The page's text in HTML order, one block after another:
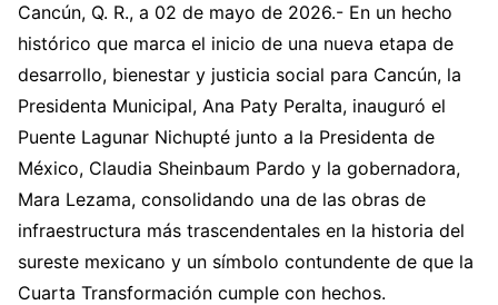
Cancún, Q. R., a 02 de mayo de 2026.- En un hecho
histórico que marca el inicio de una nueva etapa de
desarrollo, bienestar y justicia social para Cancún, la
Presidenta Municipal, Ana Paty Peralta, inauguró el
Puente Lagunar Nichupté junto a la Presidenta de
México, Claudia Sheinbaum Pardo y la gobernadora,
Mara Lezama, consolidando una de las obras de
infraestructura más trascendentales en la historia del
sureste mexicano y un símbolo contundente de que la
Cuarta Transformación cumple con hechos.